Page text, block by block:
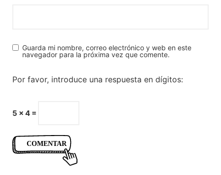
Guarda mi nombre, correo electrónico y web en este
navegador para la próxima vez que comente.
Por favor, introduce una respuesta en dígitos:
5 × 4 =